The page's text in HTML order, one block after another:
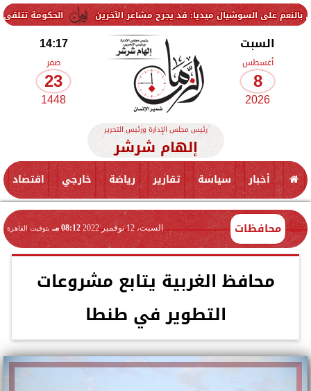
الحكومة تتلقى 229 ألف شكوى وطلب واستفسار خلال يوليو.. ومدبولي يوجه بسرعة الاستجابة للمواطنين ميديا: قد يجرح مشاعر الآخرين
السبت
أغسطس
8
2026
14:17
صفر
23
1448
رئيس مجلس الإدارة ورئيس التحرير
إلهام شرشر
أخبار سياسة تقارير رياضة خارجي اقتصاد
محافظات السبت، 12 نوفمبر 2022 08:12 مـ بتوقيت القاهرة
محافظ الغربية يتابع مشروعات
التطوير في طنطا